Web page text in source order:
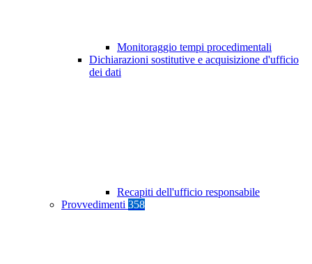
Monitoraggio tempi procedimentali
Dichiarazioni sostitutive e acquisizione d'ufficio
dei dati
Recapiti dell'ufficio responsabile
Provvedimenti 358